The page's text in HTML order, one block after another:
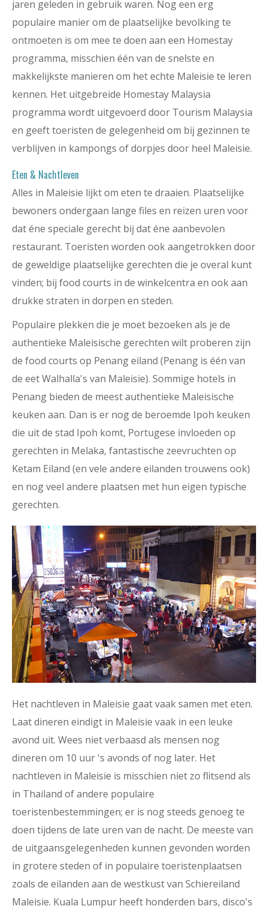
jaren geleden in gebruik waren. Nog een erg
populaire manier om de plaatselijke bevolking te
ontmoeten is om mee te doen aan een Homestay
programma, misschien één van de snelste en
makkelijkste manieren om het echte Maleisie te leren
kennen. Het uitgebreide Homestay Malaysia
programma wordt uitgevoerd door Tourism Malaysia
en geeft toeristen de gelegenheid om bij gezinnen te
verblijven in kampongs of dorpjes door heel Maleisie.
Eten & Nachtleven
Alles in Maleisie lijkt om eten te draaien. Plaatselijke
bewoners ondergaan lange files en reizen uren voor
dat éne speciale gerecht bij dat éne aanbevolen
restaurant. Toeristen worden ook aangetrokken door
de geweldige plaatselijke gerechten die je overal kunt
vinden; bij food courts in de winkelcentra en ook aan
drukke straten in dorpen en steden.
Populaire plekken die je moet bezoeken als je de
authentieke Maleisische gerechten wilt proberen zijn
de food courts op Penang eiland (Penang is één van
de eet Walhalla's van Maleisie). Sommige hotels in
Penang bieden de meest authentieke Maleisische
keuken aan. Dan is er nog de beroemde Ipoh keuken
die uit de stad Ipoh komt, Portugese invloeden op
gerechten in Melaka, fantastische zeevruchten op
Ketam Eiland (en vele andere eilanden trouwens ook)
en nog veel andere plaatsen met hun eigen typische
gerechten.
Het nachtleven in Maleisie gaat vaak samen met eten.
Laat dineren eindigt in Maleisie vaak in een leuke
avond uit. Wees niet verbaasd als mensen nog
dineren om 10 uur 's avonds of nog later. Het
nachtleven in Maleisie is misschien niet zo flitsend als
in Thailand of andere populaire
toeristenbestemmingen; er is nog steeds genoeg te
doen tijdens de late uren van de nacht. De meeste van
de uitgaansgelegenheden kunnen gevonden worden
in grotere steden of in populaire toeristenplaatsen
zoals de eilanden aan de westkust van Schiereiland
Maleisie. Kuala Lumpur heeft honderden bars, disco's